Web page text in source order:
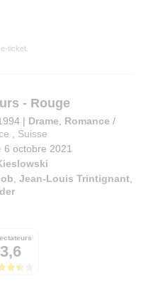
ticket.
- Rouge
| Drame Romance /
Suisse
6 octobre 2021
,Jean-Louis Trintignant
3,6